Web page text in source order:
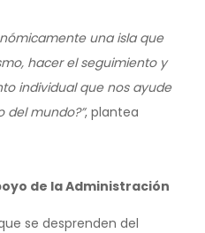
una isla que
hacer el seguimiento y
individual que nos ayude
del mundo?”, plantea
de la Administración
se desprenden del